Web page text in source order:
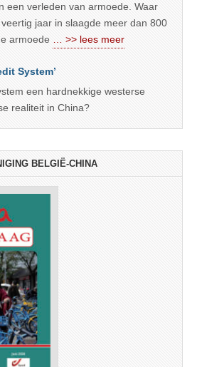
een verleden van armoede. Waar
jaar in slaagde meer dan 800
armoede
… >> lees meer
System’
een hardnekkige westerse
realiteit in China?
BELGIË-CHINA